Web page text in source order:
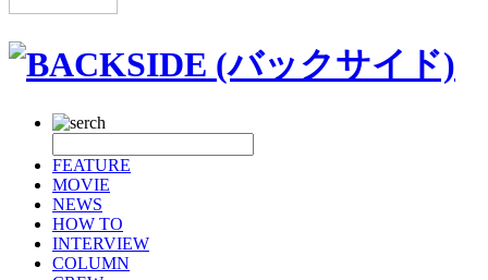
FEATURE
MOVIE
NEWS
HOW TO
INTERVIEW
COLUMN